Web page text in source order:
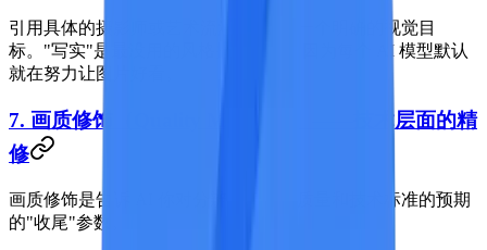
引用具体的摄影师或艺术流派给了 AI 一个明确的视觉目
标。"写实"是最没用的风格描述之一，因为每个 AI 模型默认
就在努力让图片好看。
7. 画质修饰（Quality Modifiers）——技术层面的精
修
画质修饰是告诉 AI 你对分辨率、渲染质量和技术标准的预期
的"收尾"参数。